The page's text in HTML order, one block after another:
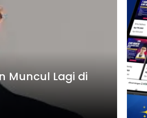
Muncul Lagi di